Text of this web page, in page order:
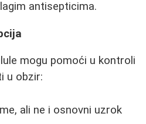
antisepticima.
mogu pomoći u kontroli
u obzir:
ali ne i osnovni uzrok